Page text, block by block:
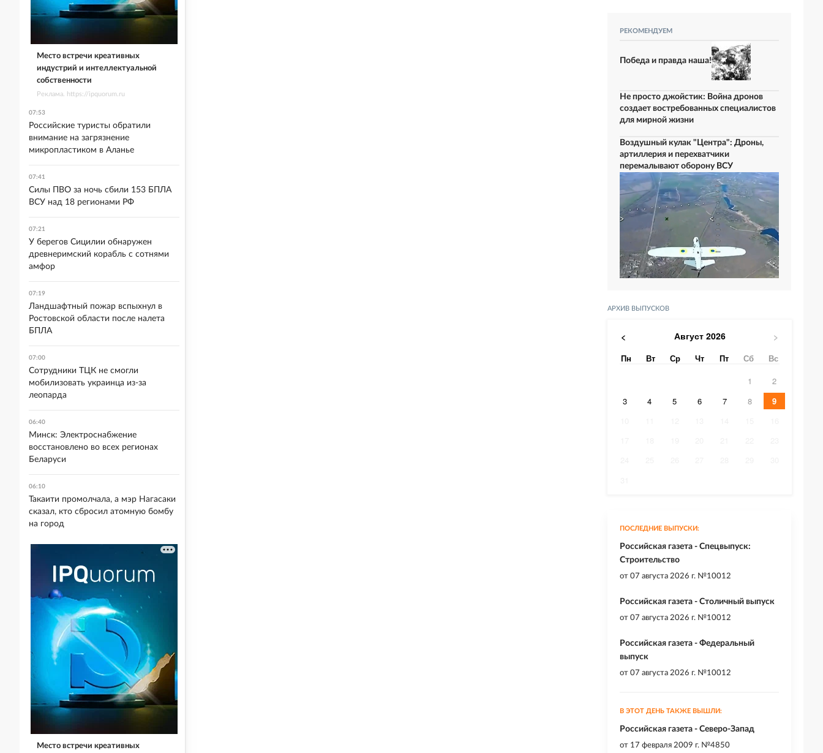
РЕКОМЕНДУЕМ
Победа и правда наша!
Не просто джойстик: Война дронов
создает востребованных специалистов
для мирной жизни
Воздушный кулак "Центра": Дроны,
артиллерия и перехватчики
перемалывают оборону ВСУ
АРХИВ ВЫПУСКОВ
< Август 2026 >
Пн Вт Ср Чт Пт Сб
Вс
1
2
3
4 5 6 7 8
9
ПОСЛЕДНИЕ ВЫПУСКИ:
Российская газета - Спецвыпуск:
Строительство
от 07 августа 2026 г. №10012
Российская газета - Столичный выпуск
от 07 августа 2026 г. №10012
Российская газета - Федеральный
выпуск
от 07 августа 2026 г. №10012
В ЭТОТ ДЕНЬ ТАКЖЕ ВЫШЛИ:
Российская газета - Северо-Запад
от 17 февраля 2009 г. №4850
Место встречи креативных
индустрий и интеллектуальной
собственности
Реклама. https://ipquorum.ru
07:53
Российские туристы обратили
внимание на загрязнение
микропластиком в Аланье
07:41
Силы ПВО за ночь сбили 153 БПЛА
ВСУ над 18 регионами РФ
07:21
У берегов Сицилии обнаружен
древнеримский корабль с сотнями
амфор
07:19
Ландшафтный пожар вспыхнул в
Ростовской области после налета
БПЛА
07:00
Сотрудники ТЦК не смогли
мобилизовать украинца из-за
леопарда
06:40
Минск: Электроснабжение
восстановлено во всех регионах
Беларуси
06:10
Такаити промолчала, а мэр Нагасаки
сказал, кто сбросил атомную бомбу
на город
Место встречи креативных